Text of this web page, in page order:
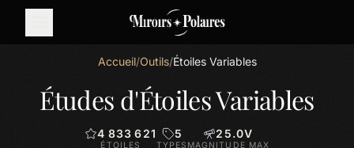
Accueil/Outils/Étoiles Variables
Études d'Étoiles Variables
4 833 621
ÉTOILES
5
TYPES
25.0V
MAGNITUDE MAX